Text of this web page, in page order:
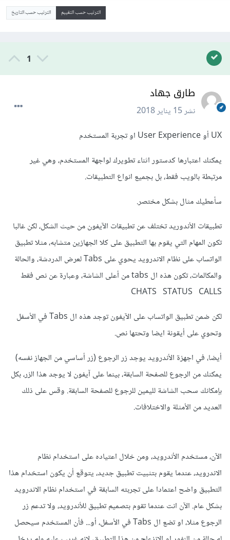
الترتيب حسب التقييم الترتيب حسب التاريخ
1
طارق جهاد
نشر15 يناير 2018
UX أو User Experience او تجربة المستخدم
يمكنك اعتبارها كدستور اثناء تطويرك لواجهة المستخدم، وهي غير
مرتبطة بالويب فقط، بل بجميع انواع التطبيقات.
سأعطيك مثال بشكل مختصر.
تطبيقات الأندوريد تختلف عن تطبيقات الآيفون من حيث الشكل، لكن غالبا
تكون المهام التي يقوم بها التطبيق على كلا الجهازين متشابه، مثلا تطبيق
الواتساب على نظام الاندرويد يحوي على Tabs لعرض الدردشة، والحالة
والمكالمات، تكون هذه ال tabs من أعلى الشاشة، وعبارة عن نص فقط
CHATS STATUS CALLS
لكن ضمن تطبيق الواتساب على الآيفون توجد هذه ال Tabs في الأسفل
وتحوي على أيقونة ايضا وتحتها نص.
أيضا، في اجهزة الأندرويد يوجد زر الرجوع (زر أساسي من الجهاز نفسه)
يمكنك من الرجوع للصفحة السابقة، بينما على آيفون لا يوجد هذا الزر، بكل
بإمكانك سحب الشاشة لليمين للرجوع للصفحة السابقة. وقس على ذلك
العديد من الأمثلة والاختلافات.
الآن، مستخدم الأندرويد، ومن خلال اعتياده على استخدام نظام
الاندرويد، عندما يقوم بتثبيت تطبيق جديد، يتوقع أن يكون استخدام هذا
التطبيق واضح اعتمادا على تجربته السابقة في استخدام نظام الاندرويد
بشكل عام. الآن انت عندما تقوم بتصميم تطبيق للأندرويد، ولا تدعم زر
الرجوع مثلا، او تضع ال Tabs في الأسفل، أو... فأن المستخدم سيحصل